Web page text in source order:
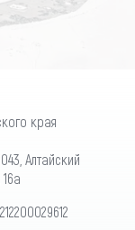
края
Алтайский